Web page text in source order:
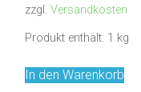
zzgl.Versandkosten
Produkt enthält: 1 kg
In den Warenkorb